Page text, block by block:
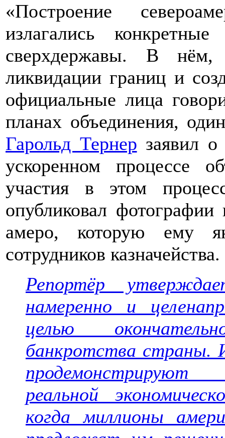
«Построение
излагались
сверхдержавы. В
ликвидации границ и
официальные лица
планах объединения,
Гарольд Тернер заявил
ускоренном процессе
участия в этом
опубликовал
амеро, которую ему
сотрудников казначейства.
Репортёр
намеренно и
целью
банкротства страны.
продемонстрируют
реальной
когда миллионы